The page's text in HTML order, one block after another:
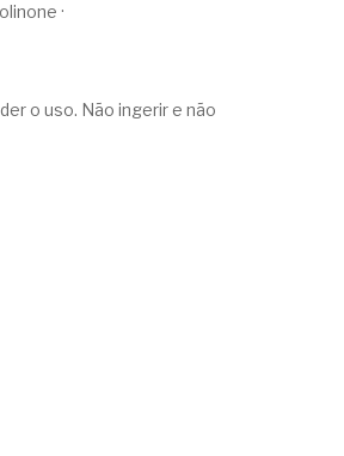
·
o uso. Não ingerir e não